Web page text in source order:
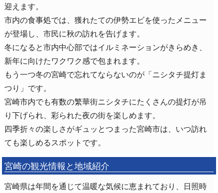
迎えます。
市内の食事処では、獲れたての伊勢エビを使ったメニュー
が登場し、市民に秋の訪れを告げます。
冬になると市内中心部ではイルミネーションがきらめき、
新年に向けたワクワク感で包まれます。
もう一つ冬の宮崎で忘れてならないのが「ニシタチ提灯ま
つり」です。
宮崎市内でも有数の繁華街ニシタチにたくさんの提灯が吊
り下げられ、彩られた夜の街を楽しめます。
四季折々の楽しさがギュッとつまった宮崎市は、いつ訪れ
ても楽しめるスポットです。
宮崎の観光情報と地域紹介
宮崎県は年間を通じて温暖な気候に恵まれており、日照時